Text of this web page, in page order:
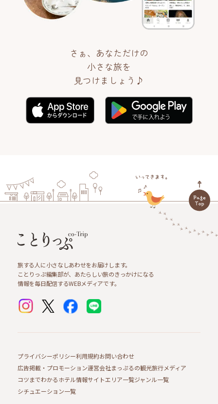
さぁ、あなただけの
小さな旅を
見つけましょう♪
旅する人に小さなしあわせをお届けします。
ことりっぷ編集部が、あたらしい旅のきっかけになる
情報を毎日配信するWEBメディアです。
プライバシーポリシー利用規約お問い合わせ
広告掲載・プロモーション運営会社まっぷるの観光旅行メディア
コツまでわかるホテル情報サイトエリア一覧ジャンル一覧
シチュエーション一覧